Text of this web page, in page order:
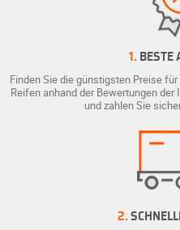
1. BESTE
Finden Sie die günstigsten Preise
Reifen anhand der Bewertungen
und zahlen Sie
2.